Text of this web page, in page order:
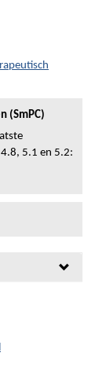
(SmPC)
5.1 en 5.2: